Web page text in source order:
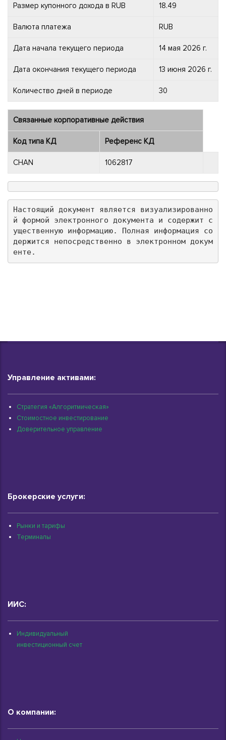
Размер купонного дохода в RUB 18.49
Валюта платежа RUB
Дата начала текущего периода 14 мая 2026 г.
Дата окончания текущего периода 13 июня 2026 г.
Количество дней в периоде 30
Связанные корпоративные действия
Код типа КД Референс КД
CHAN 1062817
Настоящий документ является визуализированно
й формой электронного документа и содержит с
ущественную информацию. Полная информация со
держится непосредственно в электронном докум
енте.
Управление активами:
Стратегия «Алгоритмическая»
Стоимостное инвестирование
Доверительное управление
Брокерские услуги:
Рынки и тарифы
Терминалы
ИИС:
Индивидуальный
инвестиционный счет
О компании: